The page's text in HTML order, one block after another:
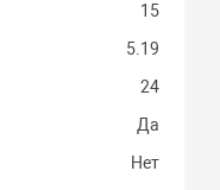
15
5.19
24
Да
Нет